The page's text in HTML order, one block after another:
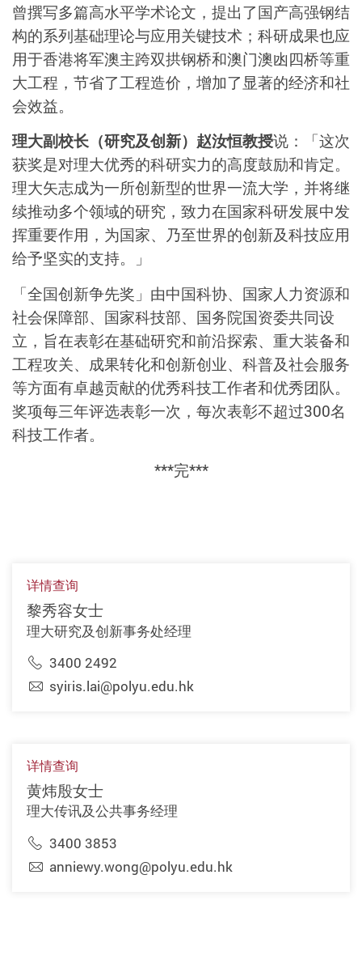
曾撰写多篇高水平学术论文，提出了国产高强钢结
构的系列基础理论与应用关键技术；科研成果也应
用于香港将军澳主跨双拱钢桥和澳门澳凼四桥等重
大工程，节省了工程造价，增加了显著的经济和社
会效益。
理大副校长（研究及创新）赵汝恒教授说：「这次
获奖是对理大优秀的科研实力的高度鼓励和肯定。
理大矢志成为一所创新型的世界一流大学，并将继
续推动多个领域的研究，致力在国家科研发展中发
挥重要作用，为国家、乃至世界的创新及科技应用
给予坚实的支持。」
「全国创新争先奖」由中国科协、国家人力资源和
社会保障部、国家科技部、国务院国资委共同设
立，旨在表彰在基础研究和前沿探索、重大装备和
工程攻关、成果转化和创新创业、科普及社会服务
等方面有卓越贡献的优秀科技工作者和优秀团队。
奖项每三年评选表彰一次，每次表彰不超过300名
科技工作者。
***完***
详情查询
黎秀容女士
理大研究及创新事务处经理
3400 2492
syiris.lai@polyu.edu.hk
详情查询
黄炜殷女士
理大传讯及公共事务经理
3400 3853
anniewy.wong@polyu.edu.hk